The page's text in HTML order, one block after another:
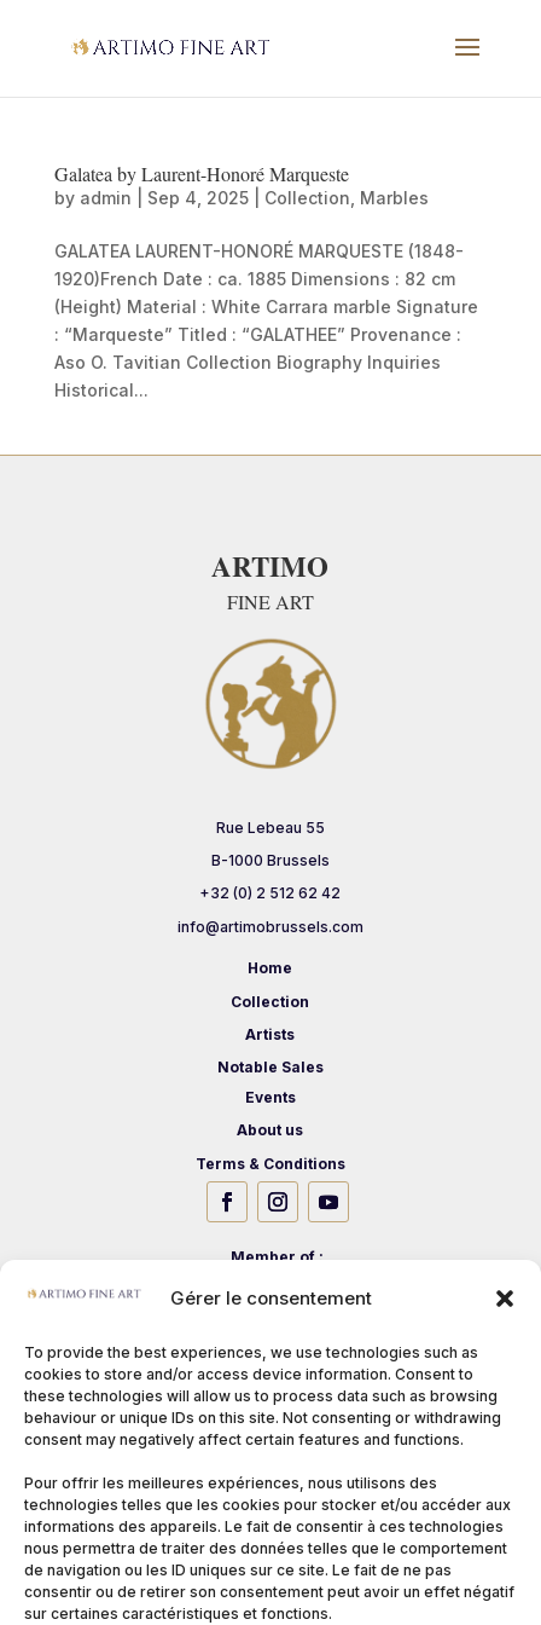
Gérer le consentement
To provide the best experiences, we use technologies such as
cookies to store and/or access device information. Consent to
these technologies will allow us to process data such as browsing
behaviour or unique IDs on this site. Not consenting or withdrawing
consent may negatively affect certain features and functions.
Pour offrir les meilleures expériences, nous utilisons des
technologies telles que les cookies pour stocker et/ou accéder aux
informations des appareils. Le fait de consentir à ces technologies
nous permettra de traiter des données telles que le comportement
de navigation ou les ID uniques sur ce site. Le fait de ne pas
consentir ou de retirer son consentement peut avoir un effet négatif
sur certaines caractéristiques et fonctions.
Galatea by Laurent-Honoré Marqueste
by admin Sep 4, 2025| Collection Marbles
GALATEA LAURENT-HONORÉ MARQUESTE (1848-
1920)French Date : ca. 1885 Dimensions : 82 cm
(Height) Material : White Carrara marble Signature
: “Marqueste” Titled : “GALATHEE” Provenance :
Aso O. Tavitian Collection Biography Inquiries
Historical...
ARTIMO
FINE ART
Rue Lebeau 55
B-1000 Brussels
+32 (0) 2 512 62 42
info@artimobrussels.com
Home
Collection
Artists
Notable Sales
Events
About us
Terms & Conditions
Member of :